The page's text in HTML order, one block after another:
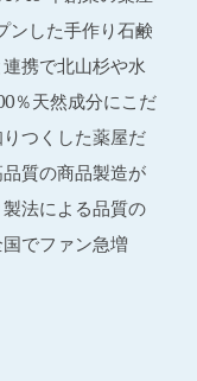
ンした手作り石鹸
携で北山杉や水
％天然成分にこだ
つくした薬屋だ
質の商品製造が
法による品質の
でファン急増